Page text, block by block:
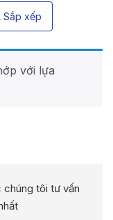
Sắp xếp
với lựa
tôi tư vấn